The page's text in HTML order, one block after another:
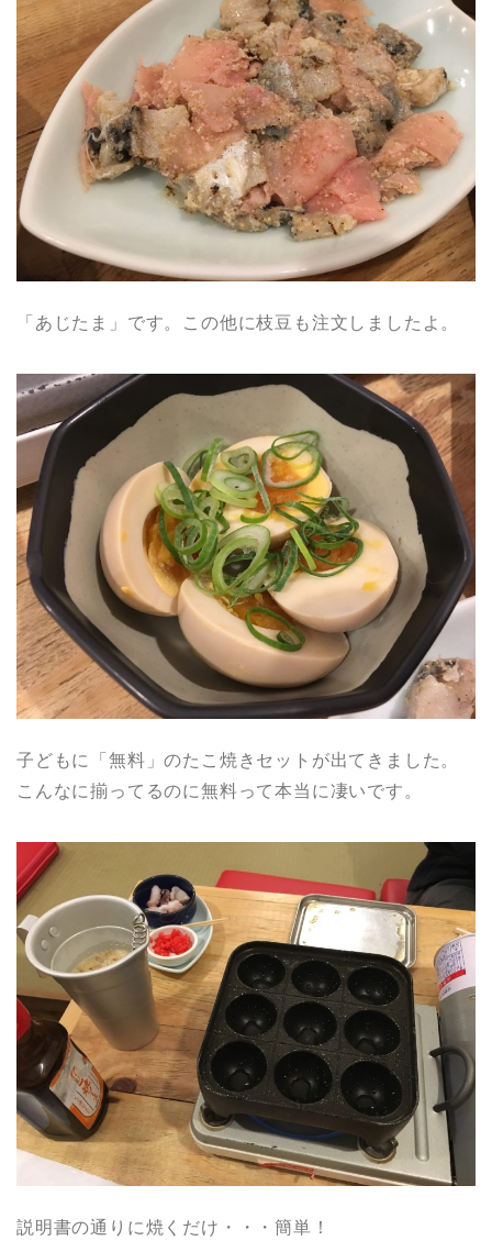
「あじたま」です。この他に枝豆も注文しましたよ。
子どもに「無料」のたこ焼きセットが出てきました。
こんなに揃ってるのに無料って本当に凄いです。
説明書の通りに焼くだけ・・・簡単！